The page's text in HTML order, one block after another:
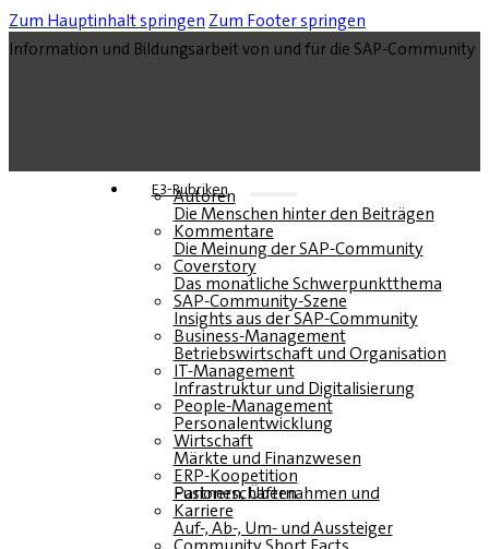
Zum Hauptinhalt springen Zum Footer springen
Information und Bildungsarbeit von und für die SAP-Community
E3-Rubriken
Autoren
Die Menschen hinter den Beiträgen
Kommentare
Die Meinung der SAP-Community
Coverstory
Das monatliche Schwerpunktthema
SAP-Community-Szene
Insights aus der SAP-Community
Business-Management
Betriebswirtschaft und Organisation
IT-Management
Infrastruktur und Digitalisierung
People-Management
Personalentwicklung
Wirtschaft
Märkte und Finanzwesen
ERP-Koopetition
Fusionen, Übernahmen und Partnerschaften
Karriere
Auf-, Ab-, Um- und Aussteiger